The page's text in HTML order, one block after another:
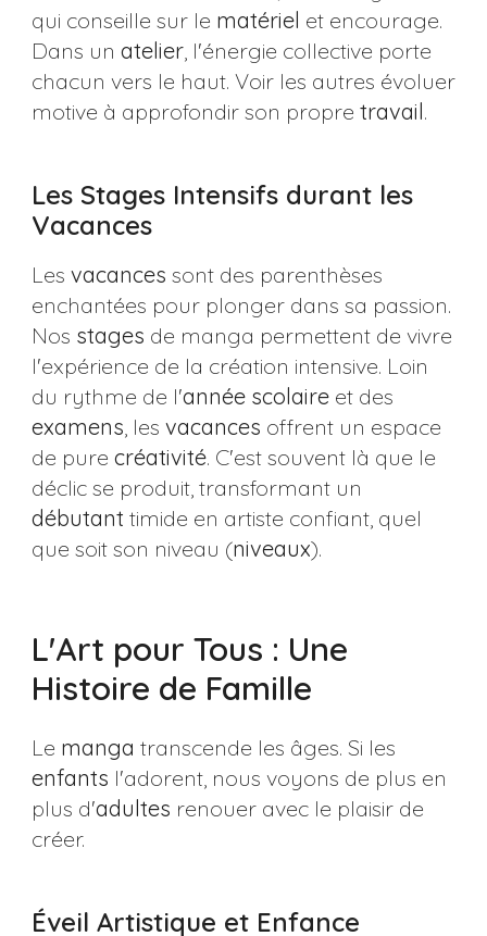
qui conseille sur le matériel et encourage.
Dans un atelier, l'énergie collective porte
chacun vers le haut. Voir les autres évoluer
motive à approfondir son propre travail.
Les Stages Intensifs durant les
Vacances
Les vacances sont des parenthèses
enchantées pour plonger dans sa passion.
Nos stages de manga permettent de vivre
l'expérience de la création intensive. Loin
du rythme de l'année scolaireet des
examens, les vacances offrent un espace
de pure créativité. C'est souvent là que le
déclic se produit, transformant un
débutant timide en artiste confiant, quel
que soit son niveau (niveaux).
L'Art pour Tous : Une
Histoire de Famille
Le manga transcende les âges. Si les
enfants l'adorent, nous voyons de plus en
plus d'adultes renouer avec le plaisir de
créer.
Éveil Artistique et Enfance